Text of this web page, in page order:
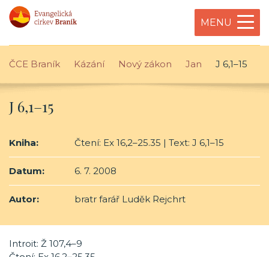
MENU
ČCE Braník Kázání Nový zákon Jan J 6,1–15
J 6,1–15
Kniha: Čtení: Ex 16,2–25.35 | Text: J 6,1–15
Datum: 6. 7. 2008
Autor: bratr farář Luděk Rejchrt
Introit: Ž 107,4–9